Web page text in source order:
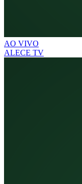
AO VIVO
ALECE TV